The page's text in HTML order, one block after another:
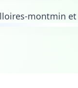
montmin